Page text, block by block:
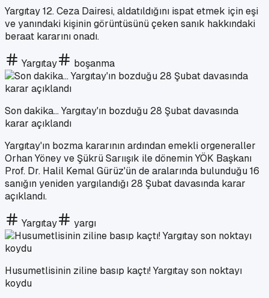
Yargıtay 12. Ceza Dairesi, aldatıldığını ispat etmek için eşi
ve yanındaki kişinin görüntüsünü çeken sanık hakkındaki
beraat kararını onadı.
Yargıtay boşanma
Son dakika... Yargıtay'ın bozduğu 28 Şubat davasında
karar açıklandı
Yargıtay'ın bozma kararının ardından emekli orgeneraller
Orhan Yöney ve Şükrü Sarıışık ile dönemin YÖK Başkanı
Prof. Dr. Halil Kemal Gürüz'ün de aralarında bulunduğu 16
sanığın yeniden yargılandığı 28 Şubat davasında karar
açıklandı.
Yargıtay yargı
Husumetlisinin ziline basıp kaçtı! Yargıtay son noktayı
koydu